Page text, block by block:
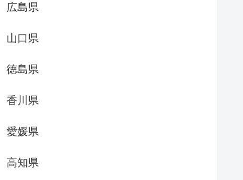
広島県
山口県
徳島県
香川県
愛媛県
高知県